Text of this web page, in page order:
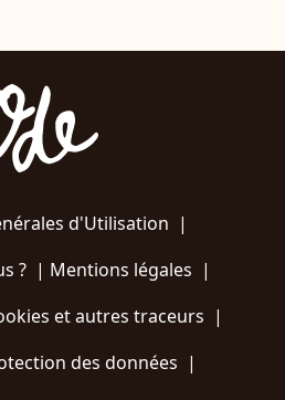
d'Utilisation |
?| Mentions légales |
et autres traceurs |
des données |